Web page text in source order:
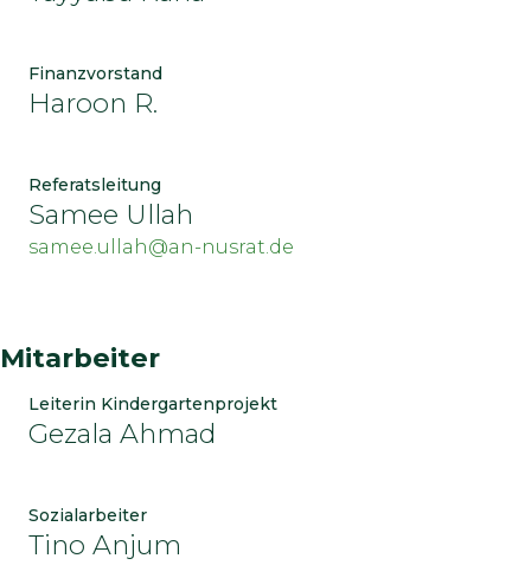
Finanzvorstand
Haroon R.
Referatsleitung
Samee Ullah
samee.ullah@an-nusrat.de
Mitarbeiter
Leiterin Kindergartenprojekt
Gezala Ahmad
Sozialarbeiter
Tino Anjum